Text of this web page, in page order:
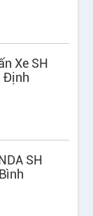
Xe SH
Định
SH